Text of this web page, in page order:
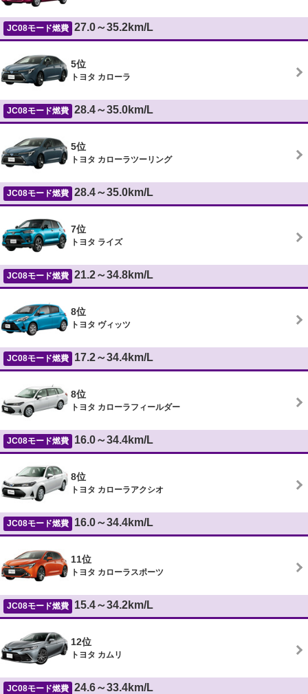
JC08モード燃費 27.0～35.2km/L
5位
トヨタ カローラ
JC08モード燃費 28.4～35.0km/L
5位
トヨタ カローラツーリング
JC08モード燃費 28.4～35.0km/L
7位
トヨタ ライズ
JC08モード燃費 21.2～34.8km/L
8位
トヨタ ヴィッツ
JC08モード燃費 17.2～34.4km/L
8位
トヨタ カローラフィールダー
JC08モード燃費 16.0～34.4km/L
8位
トヨタ カローラアクシオ
JC08モード燃費 16.0～34.4km/L
11位
トヨタ カローラスポーツ
JC08モード燃費 15.4～34.2km/L
12位
トヨタ カムリ
JC08モード燃費 24.6～33.4km/L